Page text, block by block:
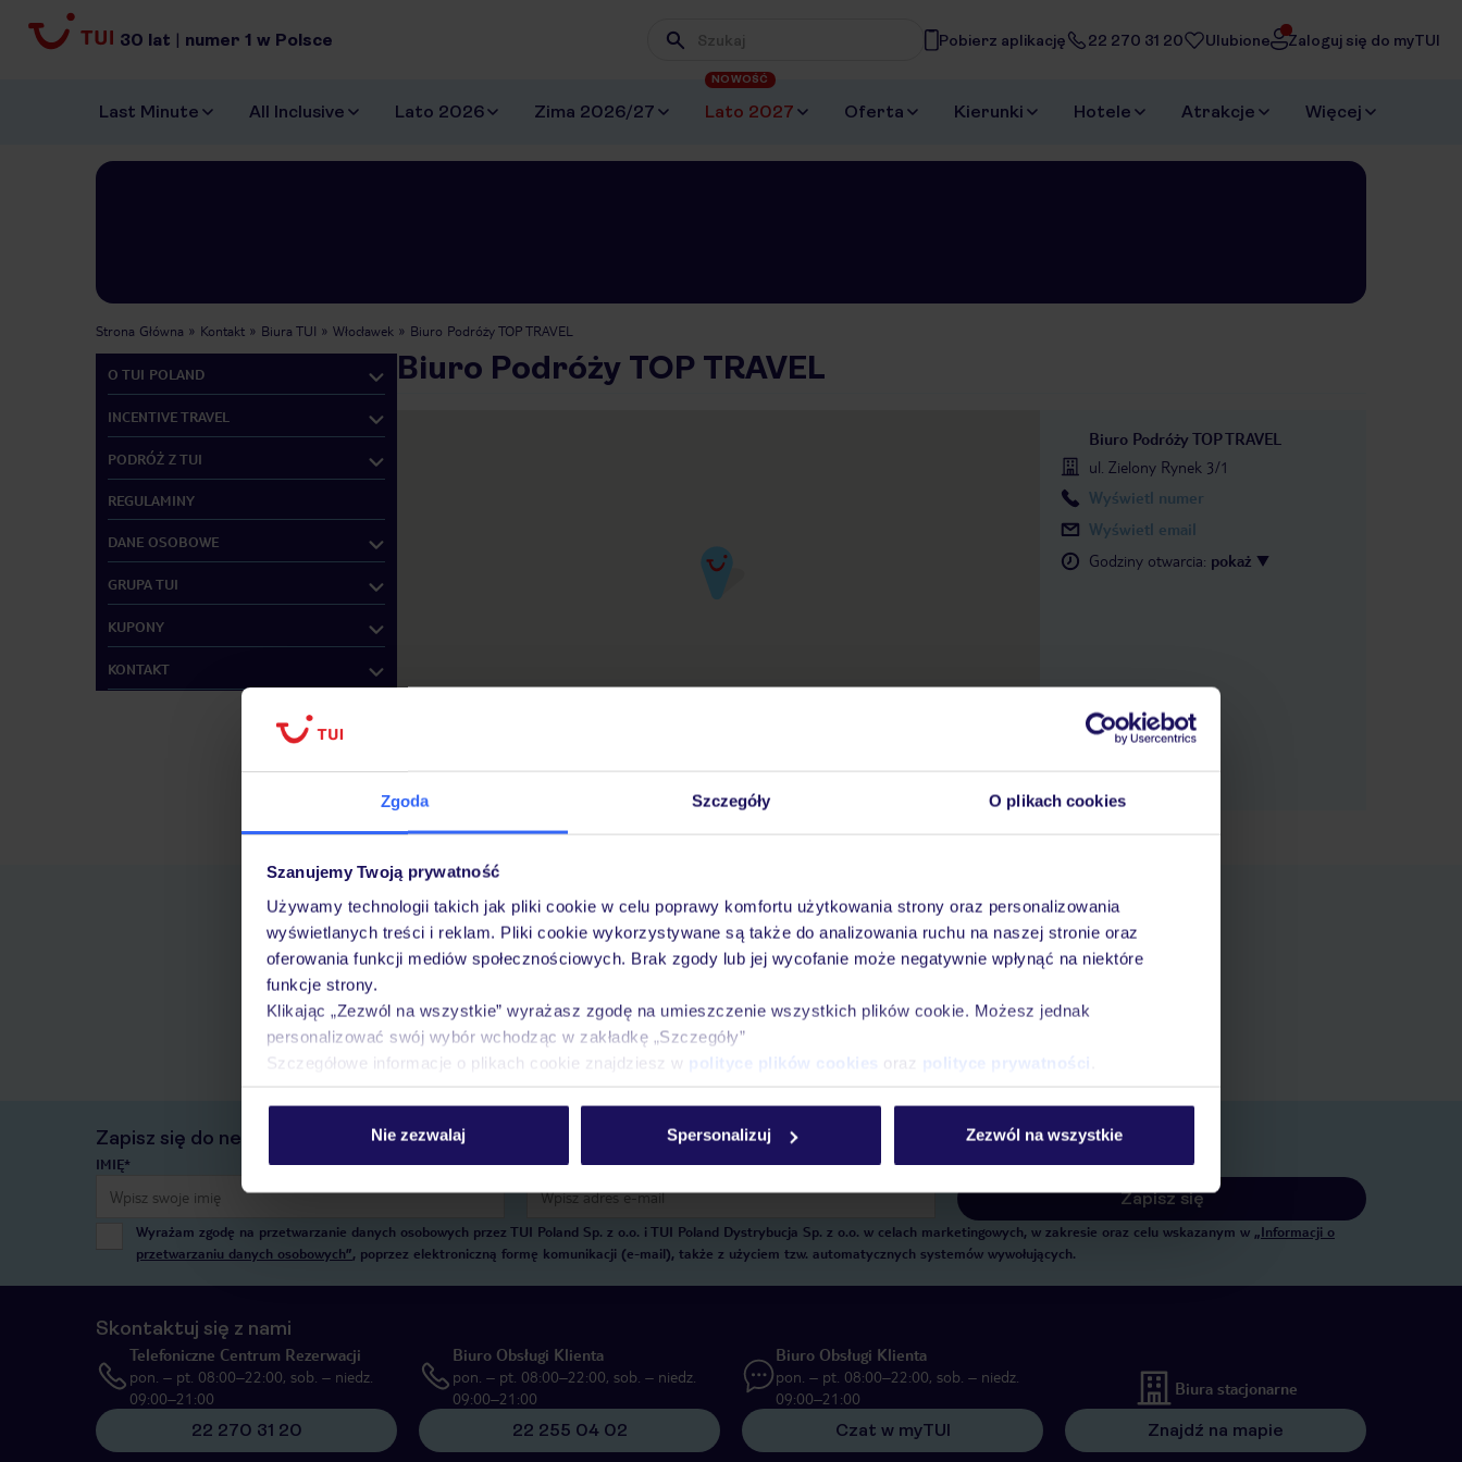
Zgoda Szczegóły O plikach cookies
Szanujemy Twoją prywatność
Używamy technologii takich jak pliki cookie w celu poprawy komfortu użytkowania strony oraz personalizowania
wyświetlanych treści i reklam. Pliki cookie wykorzystywane są także do analizowania ruchu na naszej stronie oraz
oferowania funkcji mediów społecznościowych. Brak zgody lub jej wycofanie może negatywnie wpłynąć na niektóre
funkcje strony.
Klikając „Zezwól na wszystkie” wyrażasz zgodę na umieszczenie wszystkich plików cookie. Możesz jednak
personalizować swój wybór wchodząc w zakładkę „Szczegóły”
Szczegółowe informacje o plikach cookie znajdziesz w polityce plików cookies oraz polityce prywatności
Nie zezwalaj Spersonalizuj Zezwól na wszystkie
30 lat | numer 1 w Polsce Wpisz frazę, której szukasz
Pobierz aplikację 22 270 31 20 Ulubione Zaloguj się do myTUI
Last Minute All Inclusive Lato 2026 Zima 2026/27 Lato 2027
NOWOŚĆ
Oferta Kierunki Hotele Atrakcje Więcej
Strona Główna Kontakt Biura TUI Włocławek Biuro Podróży TOP TRAVEL
O TUI POLAND
INCENTIVE TRAVEL
PODRÓŻ Z TUI
REGULAMINY
DANE OSOBOWE
GRUPA TUI
KUPONY
KONTAKT
Biuro Podróży TOP TRAVEL
Biuro Podróży TOP TRAVEL
ul. Zielony Rynek 3/1
Wyświetl numer
Wyświetl email
Godziny otwarcia: pokaż
Pobierz bezpłatną aplikację TUI
Szybkie wyszukiwanie i przeglądanie ofert
Lista ulubionych ofert i możliwość ich udostępniania
Historia wyszukiwań i ostatnio oglądanych ofert
Kontakt z TUI i wszystkie informacje o Twojej rezerwacji w myTUI
Zapisz się do newslettera
IMIĘ* E-MAIL*
Zapisz się
Wyrażam zgodę na przetwarzanie danych osobowych przez TUI Poland Sp. z o.o. i TUI Poland Dystrybucja Sp. z o.o. w celach marketingowych, w zakresie oraz celu wskazanym w „Informacji o
przetwarzaniu danych osobowych”, poprzez elektroniczną formę komunikacji (e-mail), także z użyciem tzw. automatycznych systemów wywołujących.
Skontaktuj się z nami
Telefoniczne Centrum Rezerwacji
pon. – pt. 08:00–22:00, sob. – niedz.
09:00–21:00
22 270 31 20
Biuro Obsługi Klienta
pon. – pt. 08:00–22:00, sob. – niedz.
09:00–21:00
22 255 04 02
Biuro Obsługi Klienta
pon. – pt. 08:00–22:00, sob. – niedz.
09:00–21:00
Czat w myTUI
Biura stacjonarne
Znajdź na mapie